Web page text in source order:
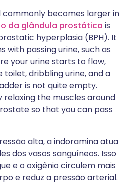
becomes larger in
da glândula prostática is
hyperplasia (BPH). It
with passing urine, such as
your urine starts to flow,
dribbling urine, and a
is not quite empty.
relaxing the muscles around
so that you can pass
alta, a indoramina atua
dos vasos sanguíneos. Isso
e o oxigênio circulem mais
e reduz a pressão arterial.